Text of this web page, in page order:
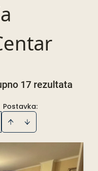
17 rezultata
Postavka: